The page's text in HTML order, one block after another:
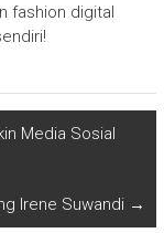
fashion digital
Media Sosial
Irene Suwandi →